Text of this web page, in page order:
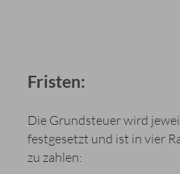
Fristen:
Die Grundsteuer wird
festgesetzt und ist in vier
zu zahlen: